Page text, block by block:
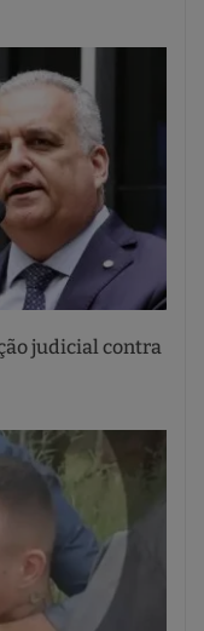
judicial contra